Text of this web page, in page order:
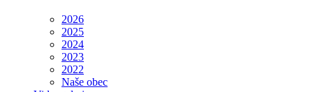
2026
2025
2024
2023
2022
Naše obec